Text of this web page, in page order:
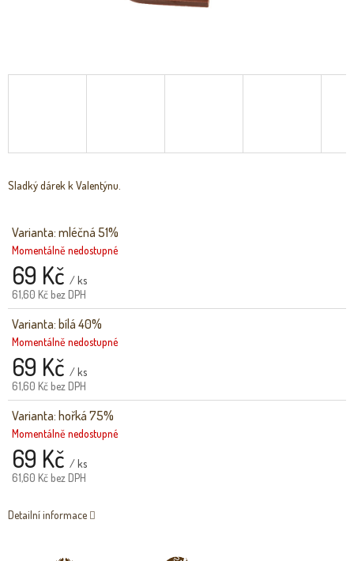
Varianta: mléčná 51%
Momentálně nedostupné
69 Kč / ks
61,60 Kč bez DPH
Varianta: bílá 40%
Momentálně nedostupné
69 Kč / ks
61,60 Kč bez DPH
Varianta: hořká 75%
Momentálně nedostupné
69 Kč / ks
61,60 Kč bez DPH
Sladký dárek k Valentýnu.
Detailní informace